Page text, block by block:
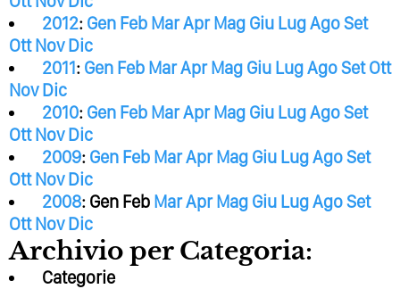
2012: Gen Feb MarApr Mag Giu LugAgoSet
Ott Nov Dic
2011: Gen Feb MarApr Mag Giu LugAgoSet Ott
Nov Dic
2010: Gen Feb MarApr Mag Giu LugAgoSet
Ott Nov Dic
2009: Gen Feb MarApr Mag Giu LugAgoSet
Ott Nov Dic
2008: Gen Feb MarApr Mag Giu LugAgoSet
Ott Nov Dic
Archivio per Categoria:
Categorie